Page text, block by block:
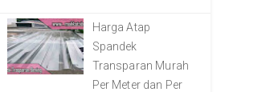
Harga Atap
Spandek
Transparan Murah
Per Meter dan Per